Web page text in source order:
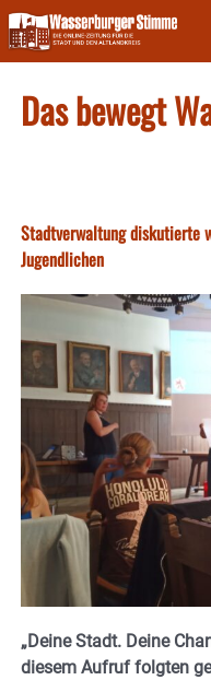
Skip
to
content
Das bewegt
Stadtverwaltung diskutierte
Jugendlichen
„Deine Stadt. Deine
diesem Aufruf folgten